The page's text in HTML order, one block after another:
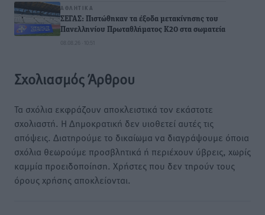
ΑΘΛΗΤΙΚΆ
ΣΕΓΑΣ: Πιστώθηκαν τα έξοδα μετακίνησης του
Πανελληνίου Πρωταθλήματος Κ20 στα σωματεία
08.08.26 · 10:51
Σχολιασμός Άρθρου
Τα σχόλια εκφράζουν αποκλειστικά τον εκάστοτε
σχολιαστή. Η Δημοκρατική δεν υιοθετεί αυτές τις
απόψεις. Διατηρούμε το δικαίωμα να διαγράψουμε όποια
σχόλια θεωρούμε προσβλητικά ή περιέχουν ύβρεις, χωρίς
καμμία προειδοποίηση. Χρήστες που δεν τηρούν τους
όρους χρήσης αποκλείονται.